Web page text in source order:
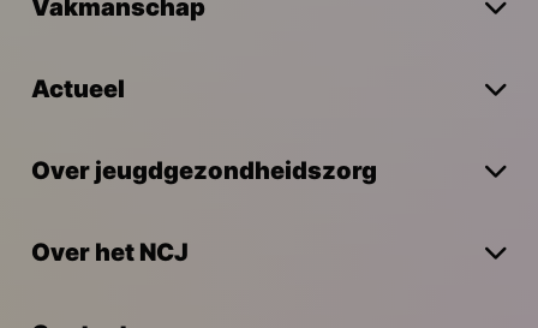
Vakmanschap
Actueel
Over jeugdgezondheidszorg
Over het NCJ